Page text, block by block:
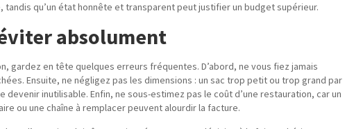
tandis qu’un état honnête et transparent peut justifier un budget supérieur.
absolument
gardez en tête quelques erreurs fréquentes. D’abord, ne vous fiez jamais
Ensuite, ne négligez pas les dimensions : un sac trop petit ou trop grand par
inutilisable. Enfin, ne sous-estimez pas le coût d’une restauration, car un
ou une chaîne à remplacer peuvent alourdir la facture.